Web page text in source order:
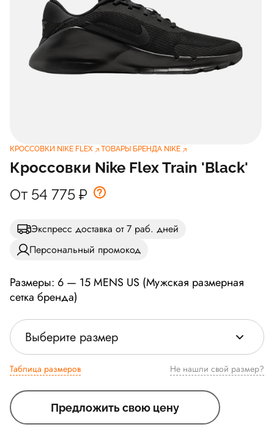
КРОССОВКИ NIKE FLEX ТОВАРЫ БРЕНДА NIKE
Кроссовки Nike Flex Train 'Black'
От 54 775 ₽
Экспресс доставка от 7 раб. дней
Персональный промокод
Размеры: 6 — 15 MENS US (Мужская размерная
сетка бренда)
Выберите размер
Таблица размеров Не нашли свой размер?
Предложить свою цену